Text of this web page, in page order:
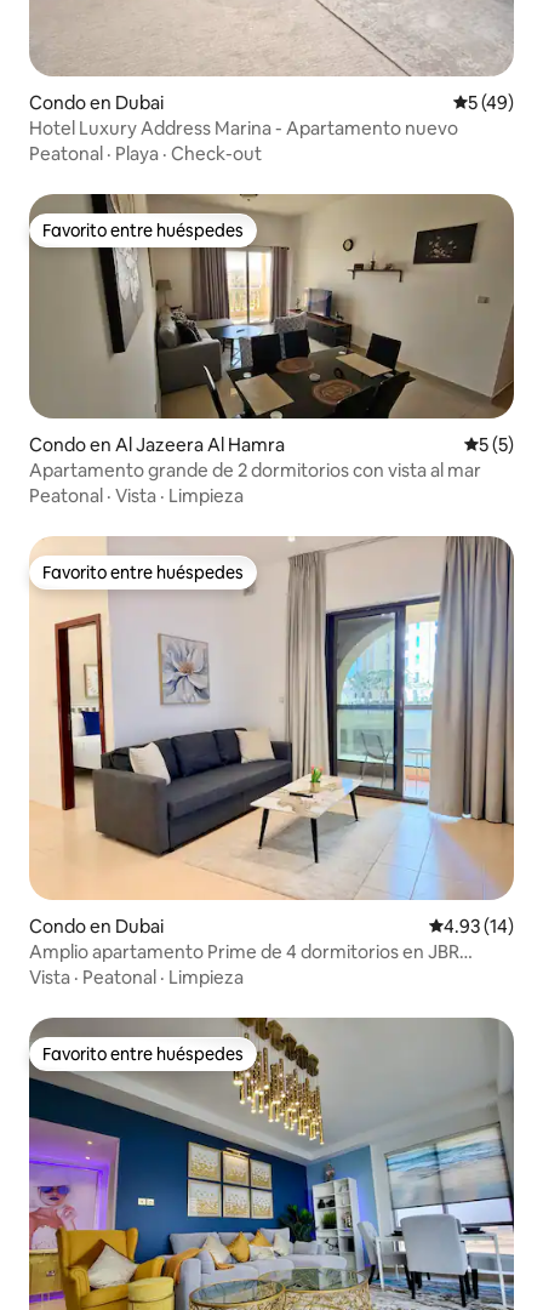
Condo en Dubai
5 (49)
Hotel Luxury Address Marina - Apartamento nuevo
Peatonal · Playa · Check-out
Favorito entre huéspedes
Favorito entre huéspedes
Condo en Al Jazeera Al Hamra
5 (5)
Apartamento grande de 2 dormitorios con vista al mar
Peatonal · Vista · Limpieza
Favorito entre huéspedes
Favorito entre huéspedes
Condo en Dubai Calificación
4.93 (14)
Amplio apartamento Prime de 4 dormitorios en JBR
Beach, cerca del metro y del centro comercial
Vista · Peatonal · Limpieza
Favorito entre huéspedes
Favorito entre huéspedes